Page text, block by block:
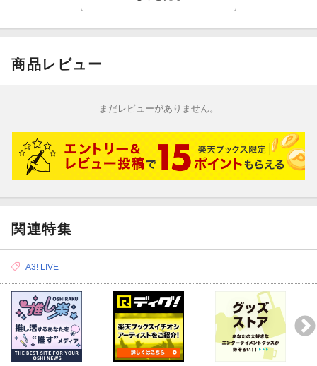
4. 『A3!』ボイスドラマ「第十一回公演ありがとう生配信 〜夏組
回〜」
出演：皇 天馬(CV：江口拓也)、瑠璃川 幸(CV：土岐隼一)、向坂
椋(CV：山谷祥生)、斑鳩三角(CV：廣瀬大介)、三好一成(CV：赤
5. ネバー・エンド・ワンダー(Instrumental)
6. もういい怪？(Instrumental)
商品レビュー
まだレビューがありません。
関連特集
A3! LIVE